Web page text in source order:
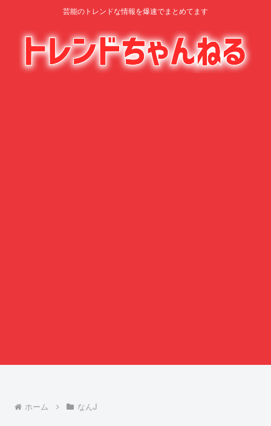
芸能のトレンドな情報を爆速でまとめてます
ホーム なんJ